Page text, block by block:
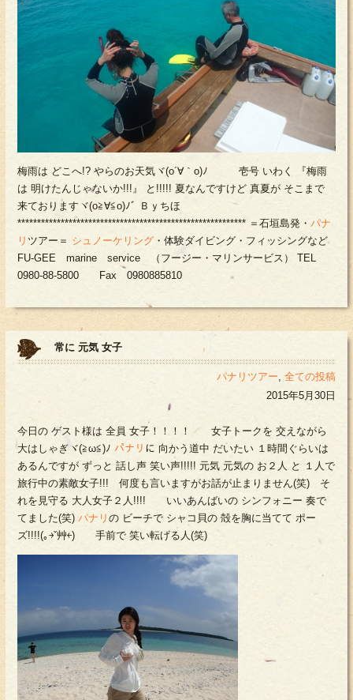
梅雨は どこへ!? やらのお天気ヾ(o´∀｀o)ﾉ 壱号 いわく 『梅雨
は 明けたんじゃないか!!!』 と!!!!! 夏なんですけど 真夏が そこまで
来ておりますヾ(o≧∀≦o)ﾉﾞ Ｂｙちほ
********************************************************** ＝石垣島発・ パナ
リ ツアー＝ シュノーケリング ・体験ダイビング・フィッシングなど
FU-GEE marine service （フージー・マリンサービス） TEL
0980-88-5800 Fax 0980885810
常に 元気 女子
パナリツアー, 全ての投稿
2015年5月30日
今日の ゲスト様は 全員 女子！！！！ 女子トークを 交えながら
大はしゃぎヾ(≧ω≦)ﾉ パナリ に 向かう道中 だいたい １時間ぐらいは
あるんですが ずっと 話し声 笑い声!!!!! 元気 元気の お２人 と １人で
旅行中の素敵女子!!! 何度も言いますがお話が止まりません(笑) そ
れを見守る 大人女子２人!!!! いいあんばいの シンフォニー 奏で
てました(笑) パナリ の ビーチで シャコ貝の 殻を胸に当てて ポー
ズ!!!!(｡￫ˇ艸￩) 手前で 笑い転げる人(笑)